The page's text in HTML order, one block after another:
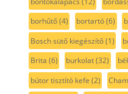
borhűtő(4) bortartó(6)
Bosch sütő kiegészítő(1)
Brita (6) burkolat(32)
bútor tisztító kefe (2)